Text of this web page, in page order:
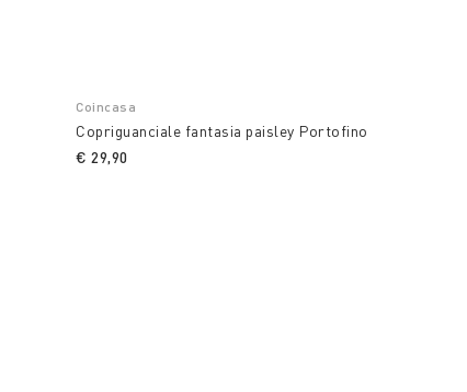
Coincasa
Copriguanciale fantasia paisley Portofino
€ 29,90